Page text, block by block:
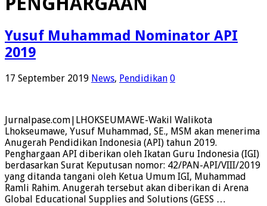
Yusuf Muhammad Nominator API
2019
17 September 2019 News, Pendidikan 0
Jurnalpase.com|LHOKSEUMAWE-Wakil Walikota
Lhokseumawe, Yusuf Muhammad, SE., MSM akan menerima
Anugerah Pendidikan Indonesia (API) tahun 2019.
Penghargaan API diberikan oleh Ikatan Guru Indonesia (IGI)
berdasarkan Surat Keputusan nomor: 42/PAN-API/VIII/2019
yang ditanda tangani oleh Ketua Umum IGI, Muhammad
Ramli Rahim. Anugerah tersebut akan diberikan di Arena
Global Educational Supplies and Solutions (GESS …